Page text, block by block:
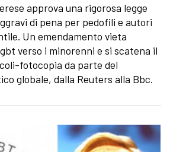
approva una rigorosa legge
di pena per pedofili e autori
Un emendamento vieta
verso i minorenni e si scatena il
fotocopia da parte del
globale, dalla Reuters alla Bbc.